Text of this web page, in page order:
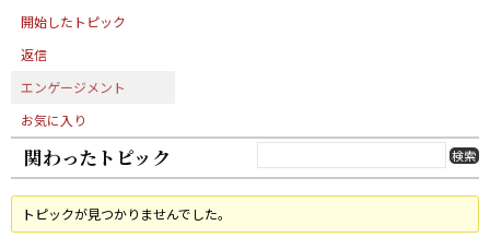
開始したトピック
返信
エンゲージメント
お気に入り
関わったトピック
トピックが見つかりませんでした。